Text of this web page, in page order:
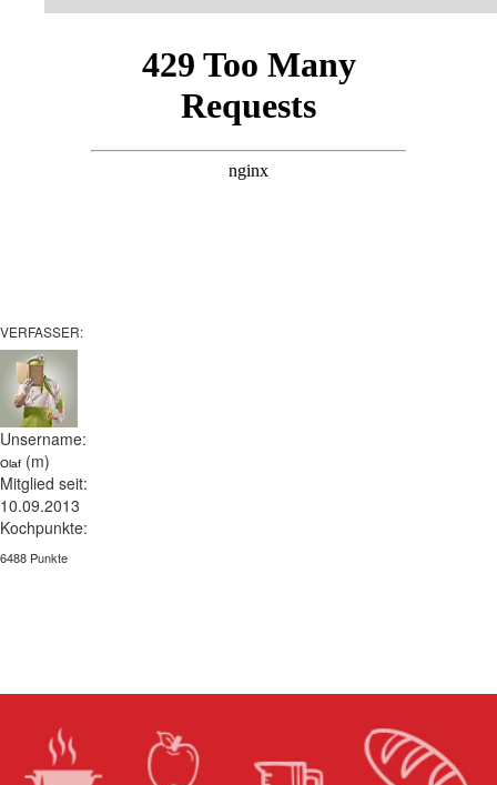
VERFASSER:
Unsername:
Olaf (m)
Mitglied seit:
10.09.2013
Kochpunkte:
6488 Punkte